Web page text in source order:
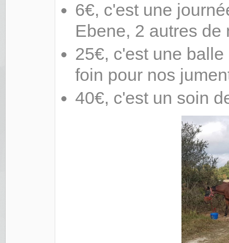
6€, c'est une
Ebene, 2 autres de
25€, c'est une
foin pour nos
40€, c'est un soin